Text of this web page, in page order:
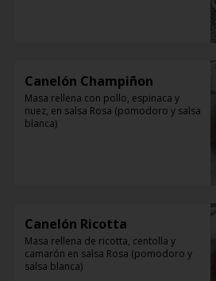
Canelón Champiñon
Masa rellena con pollo, espinaca y
nuez, en salsa Rosa (pomodoro y salsa
blanca)
Canelón Ricotta
Masa rellena de ricotta, centolla y
camarón en salsa Rosa (pomodoro y
salsa blanca)